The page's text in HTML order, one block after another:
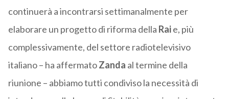
continuerà a incontrarsi settimanalmente per
elaborare un progetto di riforma della Raie, più
complessivamente, del settore radiotelevisivo
italiano – ha affermatoZanda al termine della
riunione – abbiamo tutti condiviso la necessità di